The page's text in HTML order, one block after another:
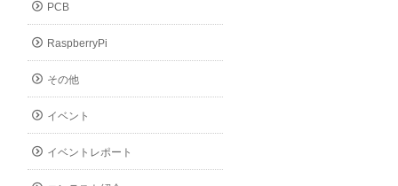
PCB
RaspberryPi
その他
イベント
イベントレポート